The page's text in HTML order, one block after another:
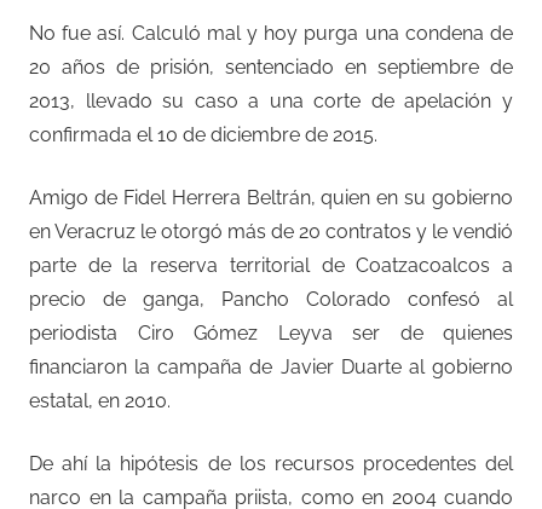
No fue así. Calculó mal y hoy purga una condena de
20 años de prisión, sentenciado en septiembre de
2013, llevado su caso a una corte de apelación y
confirmada el 10 de diciembre de 2015.
Amigo de Fidel Herrera Beltrán, quien en su gobierno
en Veracruz le otorgó más de 20 contratos y le vendió
parte de la reserva territorial de Coatzacoalcos a
precio de ganga, Pancho Colorado confesó al
periodista Ciro Gómez Leyva ser de quienes
financiaron la campaña de Javier Duarte al gobierno
estatal, en 2010.
De ahí la hipótesis de los recursos procedentes del
narco en la campaña priista, como en 2004 cuando